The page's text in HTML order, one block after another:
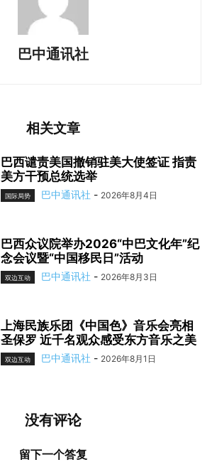
巴中通讯社
相关文章
巴西谴责美国撤销驻美大使签证 指责
美方干预总统选举
国际局势 巴中通讯社 - 2026年8月4日
巴西众议院举办2026“中巴文化年”纪
念会议暨“中国移民日”活动
双边互动 巴中通讯社 - 2026年8月3日
上海民族乐团《中国色》音乐会亮相
圣保罗 近千名观众感受东方音乐之美
双边互动 巴中通讯社 - 2026年8月1日
没有评论
留下一个答复